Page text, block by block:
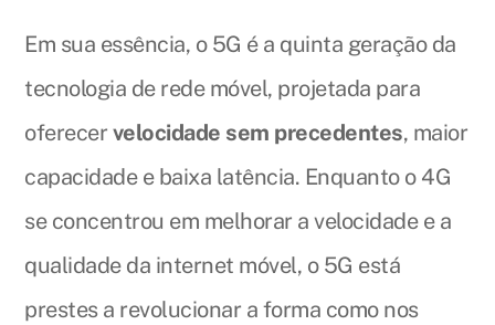
Em sua essência, o 5G é a quinta geração da
tecnologia de rede móvel, projetada para
oferecer velocidade sem precedentes, maior
capacidade e baixa latência. Enquanto o 4G
se concentrou em melhorar a velocidade e a
qualidade da internet móvel, o 5G está
prestes a revolucionar a forma como nos